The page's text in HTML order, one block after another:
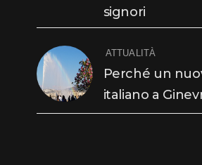
signori
ATTUALITÀ
Perché un
italiano a